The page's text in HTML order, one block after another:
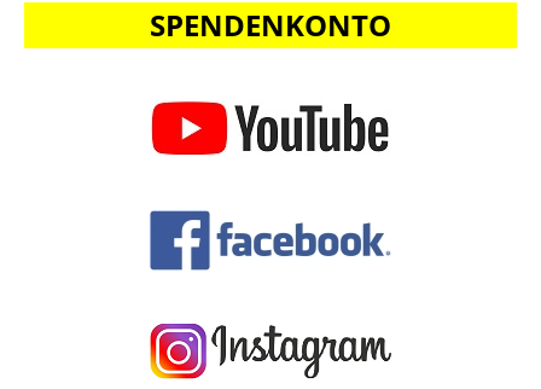
SPENDENKONTO